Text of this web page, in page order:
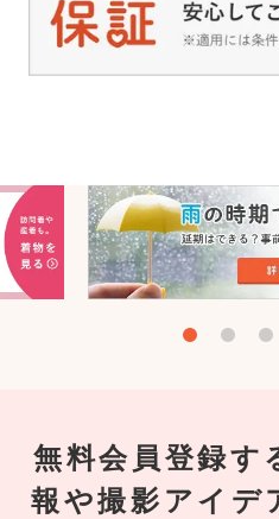
無料会員登録す
報や撮影アイデ